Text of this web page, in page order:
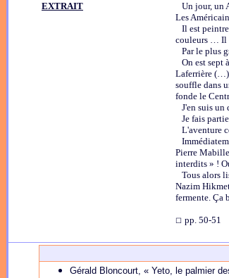
EXTRAIT
Un jour, un
Les
Il est
couleurs … Il
Par le plus
On est sept
Laferrière
souffle dans
fonde le
J'en suis un
Je fais
L'aventure
Pierre
interdits » !
Tous alors
Nazim
fermente. Ça
☐ pp. 50-51
Gérald Bloncourt, « Yeto, le palmier